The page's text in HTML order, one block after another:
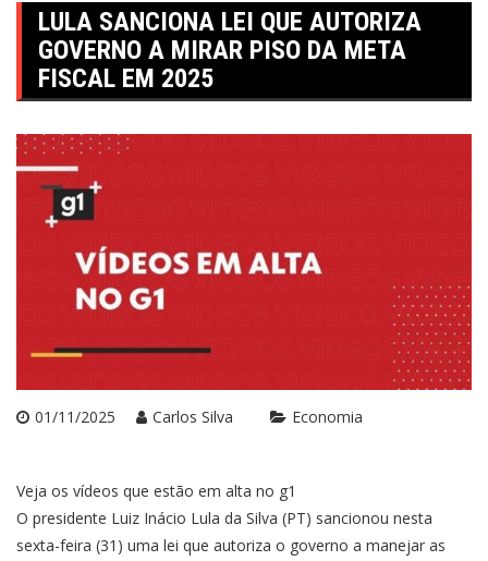
LULA SANCIONA LEI QUE AUTORIZA
GOVERNO A MIRAR PISO DA META
FISCAL EM 2025
01/11/2025 Carlos Silva Economia
Veja os vídeos que estão em alta no g1
O presidente Luiz Inácio Lula da Silva (PT) sancionou nesta
sexta-feira (31) uma lei que autoriza o governo a manejar as